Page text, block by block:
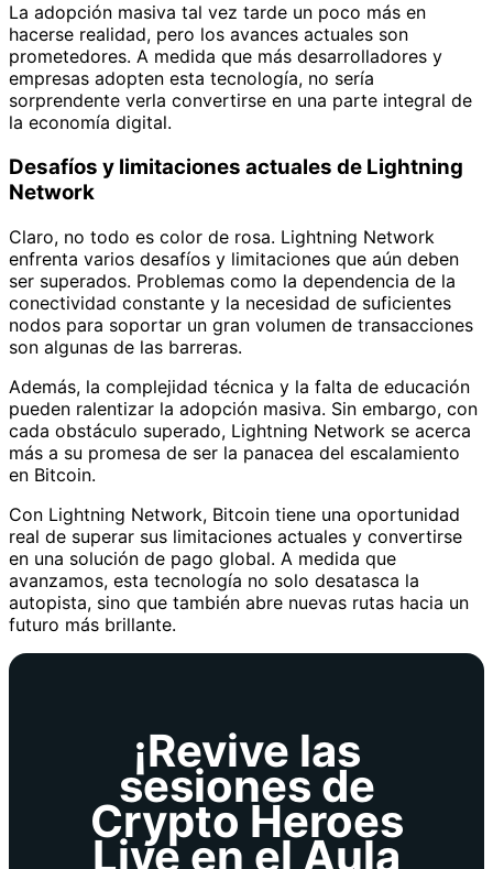
La adopción masiva tal vez tarde un poco más en
hacerse realidad, pero los avances actuales son
prometedores. A medida que más desarrolladores y
empresas adopten esta tecnología, no sería
sorprendente verla convertirse en una parte integral de
la economía digital.
Desafíos y limitaciones actuales de Lightning
Network
Claro, no todo es color de rosa. Lightning Network
enfrenta varios desafíos y limitaciones que aún deben
ser superados. Problemas como la dependencia de la
conectividad constante y la necesidad de suficientes
nodos para soportar un gran volumen de transacciones
son algunas de las barreras.
Además, la complejidad técnica y la falta de educación
pueden ralentizar la adopción masiva. Sin embargo, con
cada obstáculo superado, Lightning Network se acerca
más a su promesa de ser la panacea del escalamiento
en Bitcoin.
Con Lightning Network, Bitcoin tiene una oportunidad
real de superar sus limitaciones actuales y convertirse
en una solución de pago global. A medida que
avanzamos, esta tecnología no solo desatasca la
autopista, sino que también abre nuevas rutas hacia un
futuro más brillante.
¡Revive las
sesiones de
Crypto Heroes
Live en el Aula